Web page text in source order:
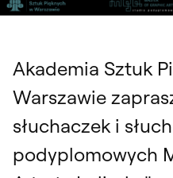
Akademia Sztuk
Warszawie
słuchaczek i
podyplomowych